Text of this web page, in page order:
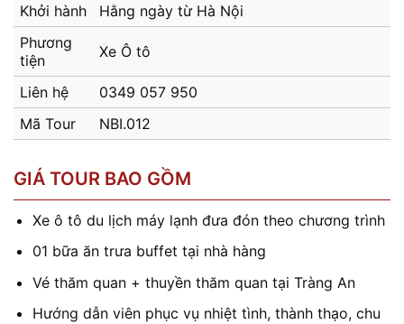
Khởi hành
Hằng ngày từ Hà Nội
Phương
tiện
Xe Ô tô
Liên hệ
0349 057 950
Mã Tour
NBI.012
GIÁ TOUR BAO GỒM
Xe ô tô du lịch máy lạnh đưa đón theo chương trình
01 bữa ăn trưa buffet tại nhà hàng
Vé thăm quan + thuyền thăm quan tại Tràng An
Hướng dẫn viên phục vụ nhiệt tình, thành thạo, chu